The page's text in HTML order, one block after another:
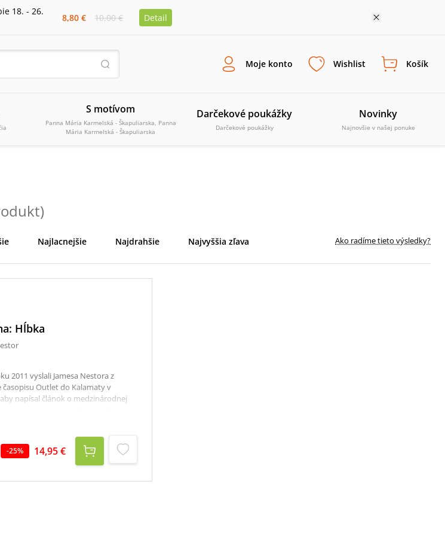
18. - 26.
8,80 € 10,00 € Detail
Moje konto Wishlist Košík
S motívom
Panna Mária Karmelská - Škapuliarska, Panna
Mária Karmelská - Škapuliarska
Darčekové poukážky
Darčekové poukážky
Novinky
Najnovšie v našej ponuke
)
Najlacnejšie Najdrahšie Najvyššia zľava Ako radíme tieto výsledky?
Hĺbka
2011 vyslali Jamesa Nestora z
časopisu Outlet do Kalamaty v
napísal článok o medzinárodnej
totiž svedkom čohosi neuveriteľného –
bez prístrojov do hĺbky takmer sto
freediver zvládol vo väčšej či
pohode. Stretol sa tu aj s
-25% 14,95 €